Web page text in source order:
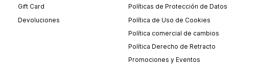
Gift Card
Devoluciones
Políticas de Protección de Datos
Política de Uso de Cookies
Política comercial de cambios
Política Derecho de Retracto
Promociones y Eventos